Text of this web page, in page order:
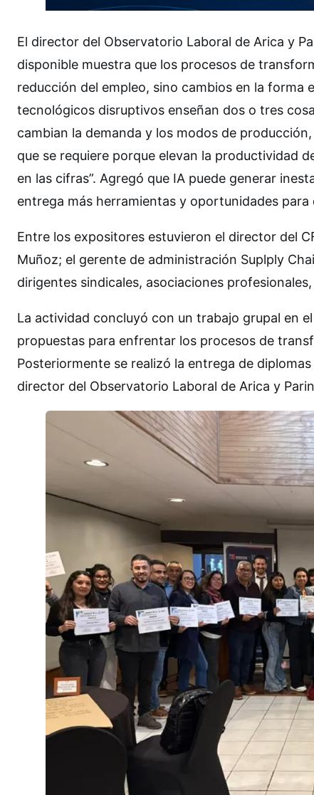
El director del Observatorio Laboral de Arica y
disponible muestra que los procesos de
reducción del empleo, sino cambios en la forma
tecnológicos disruptivos enseñan dos o tres
cambian la demanda y los modos de
que se requiere porque elevan la productividad
en las cifras”. Agregó que IA puede generar
entrega más herramientas y oportunidades
Entre los expositores estuvieron el director del
Muñoz; el gerente de administración Suplply
dirigentes sindicales, asociaciones
La actividad concluyó con un trabajo grupal en
propuestas para enfrentar los procesos de
Posteriormente se realizó la entrega de
director del Observatorio Laboral de Arica y